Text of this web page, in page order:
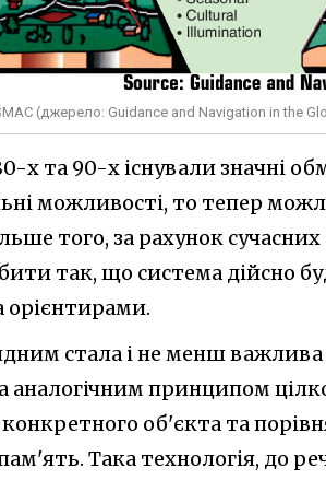
(джерело: Guidance and Navigation in the
х та 90-х існували значні
можливості, то тепер
того, за рахунок сучасних
так, що система дійсно
орієнтирами.
стала і не менш важлива
аналогічним принципом
об'єкта та
Така технологія, до